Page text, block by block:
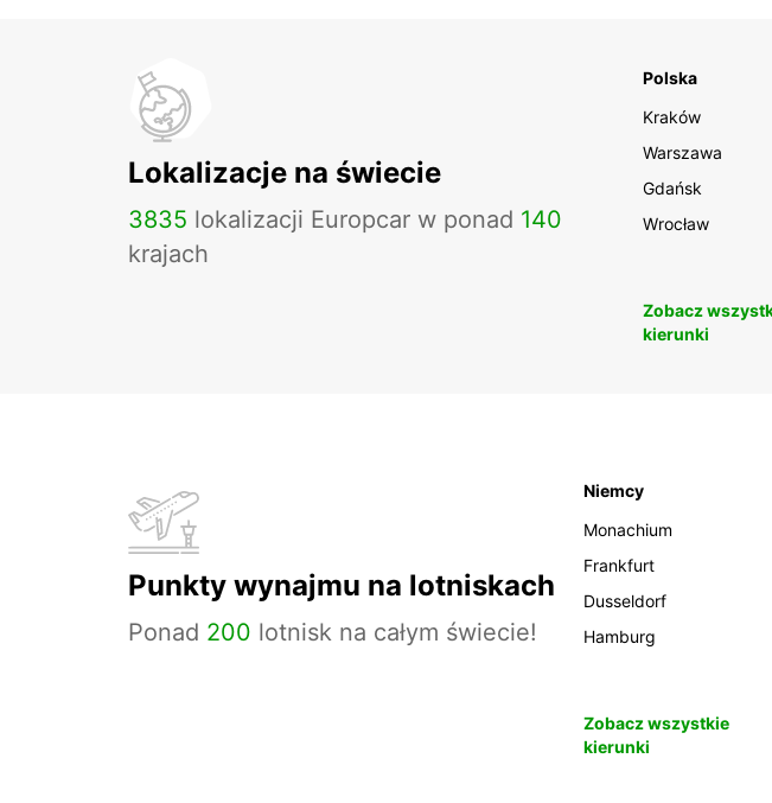
Lokalizacje na świecie
3835 lokalizacji Europcar w ponad 140
krajach
Polska
Kraków
Warszawa
Gdańsk
Wrocław
Zobacz
kierunki
Punkty wynajmu na lotniskach
Ponad 200 lotnisk na całym świecie!
Niemcy
Monachium
Frankfurt
Dusseldorf
Hamburg
Zobacz wszystkie
kierunki